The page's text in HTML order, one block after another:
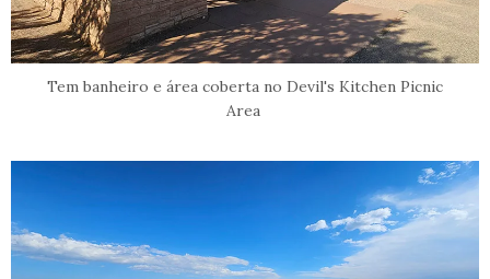
Tem banheiro e área coberta no Devil's Kitchen Picnic
Area